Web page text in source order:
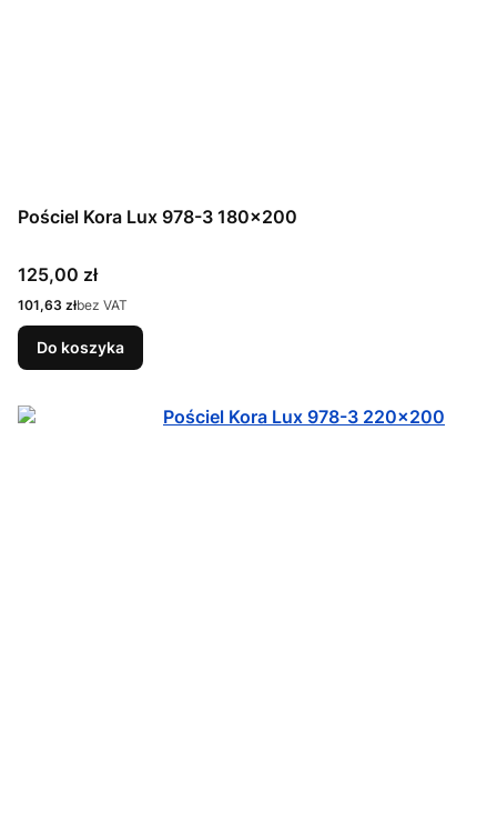
Pościel Kora Lux 978-3 180x200
Cena
125,00 zł
Cena
101,63 złbez VAT
Do koszyka